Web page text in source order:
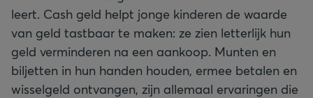
leert. Cash geld helpt jonge kinderen de waarde
van geld tastbaar te maken: ze zien letterlijk hun
geld verminderen na een aankoop. Munten en
biljetten in hun handen houden, ermee betalen en
wisselgeld ontvangen, zijn allemaal ervaringen die